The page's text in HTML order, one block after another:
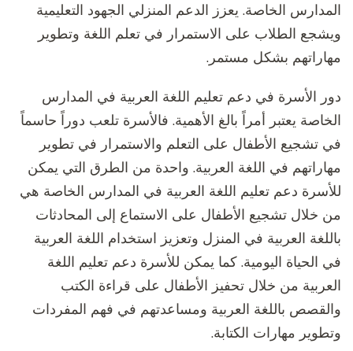
المدارس الخاصة. يعزز الدعم المنزلي الجهود التعليمية
ويشجع الطلاب على الاستمرار في تعلم اللغة وتطوير
مهاراتهم بشكل مستمر.
دور الأسرة في دعم تعليم اللغة العربية في المدارس
الخاصة يعتبر أمراً بالغ الأهمية. فالأسرة تلعب دوراً حاسماً
في تشجيع الأطفال على التعلم والاستمرار في تطوير
مهاراتهم في اللغة العربية. واحدة من الطرق التي يمكن
للأسرة دعم تعليم اللغة العربية في المدارس الخاصة هي
من خلال تشجيع الأطفال على الاستماع إلى المحادثات
باللغة العربية في المنزل وتعزيز استخدام اللغة العربية
في الحياة اليومية. كما يمكن للأسرة دعم تعليم اللغة
العربية من خلال تحفيز الأطفال على قراءة الكتب
والقصص باللغة العربية ومساعدتهم في فهم المفردات
وتطوير مهارات الكتابة.